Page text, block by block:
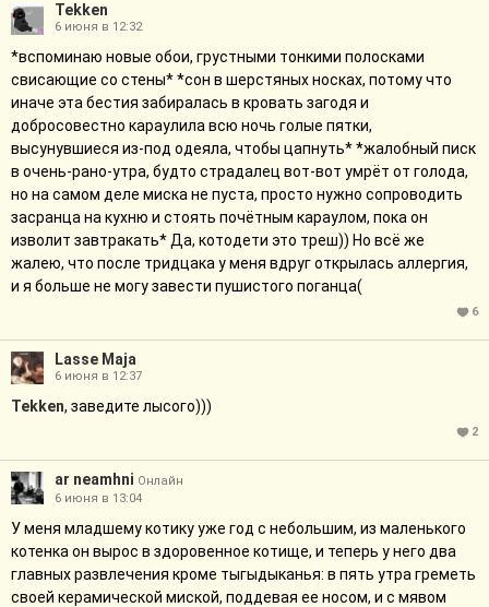
Tekken
6 июня в 12:32
*вспоминаю новые обои, грустными тонкими полосками
свисающие со стены* *сон в шерстяных носках, потому что
иначе эта бестия забиралась в кровать загодя и
добросовестно караулила всю ночь голые пятки,
высунувшиеся из-под одеяла, чтобы цапнуть* *жалобный писк
в очень-рано-утра, будто страдалец вот-вот умрёт от голода,
но на самом деле миска не пуста, просто нужно сопроводить
засранца на кухню и стоять почётным караулом, пока он
изволит завтракать* Да, котодети это треш)) Но всё же
жалею, что после тридцака у меня вдруг открылась аллергия,
и я больше не могу завести пушистого поганца(
6
Lasse Maja
6 июня в 12:37
Tekken, заведите лысого)))
2
ar neamhni Онлайн
6 июня в 13:04
У меня младшему котику уже год с небольшим, из маленького
котенка он вырос в здоровенное котище, и теперь у него два
главных развлечения кроме тыгыдыканья: в пять утра греметь
своей керамической миской, поддевая ее носом, и с мявом